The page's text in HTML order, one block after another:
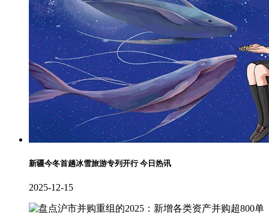
新疆今冬首趟冰雪旅游专列开行 今日热讯
2025-12-15